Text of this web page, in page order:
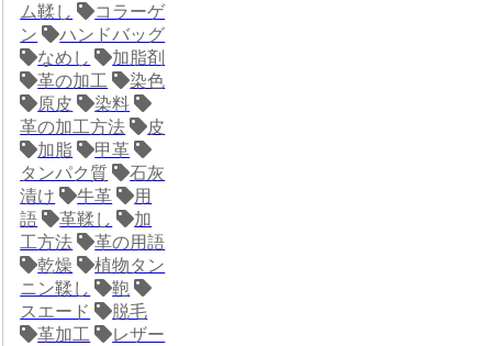
ム鞣し
コラーゲ
ン
ハンドバッグ
なめし
加脂剤
革の加工
染色
原皮
染料
革の加工方法
皮
加脂
甲革
タンパク質
石灰
漬け
牛革
用
語
革鞣し
加
工方法
革の用語
乾燥
植物タン
ニン鞣し
鞄
スエード
脱毛
革加工
レザー